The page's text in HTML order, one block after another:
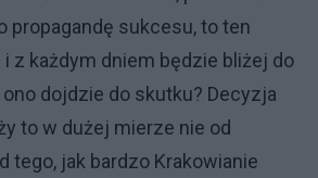
propagandę sukcesu, to ten
z każdym dniem będzie bliżej do
dojdzie do skutku? Decyzja
to w dużej mierze nie od
tego, jak bardzo Krakowianie